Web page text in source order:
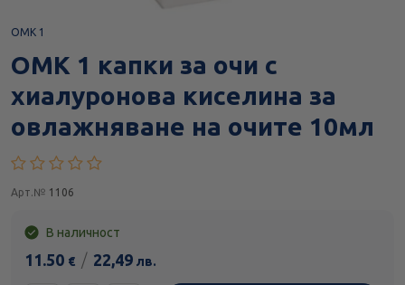
OMK 1
ОМК 1 капки за очи с
хиалуронова киселина за
овлажняване на очите 10мл
Арт.№ 1106
В наличност
11.50 € / 22,49 лв.